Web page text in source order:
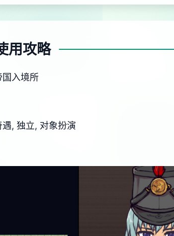
用攻略
国入境所
遇, 独立, 对象扮演